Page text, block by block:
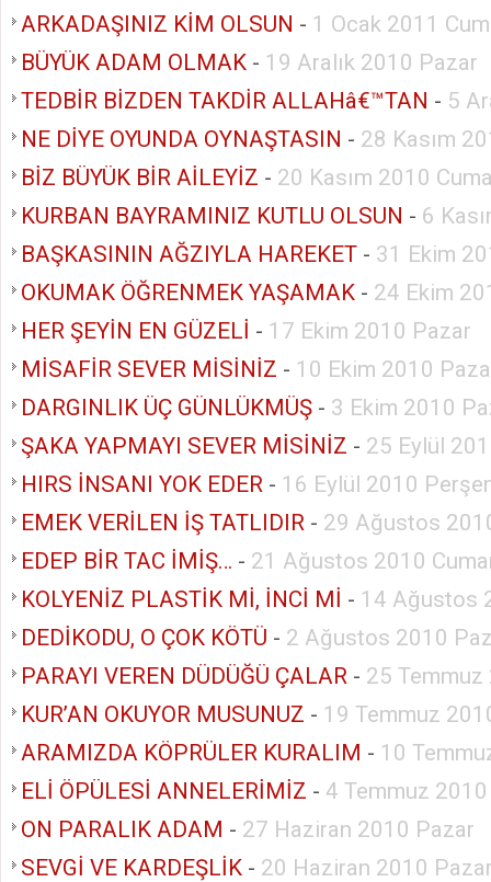
ARKADAŞINIZ KİM OLSUN - 1 Ocak 2011
BÜYÜK ADAM OLMAK - 19 Aralık 2010 Pazar
TEDBİR BİZDEN TAKDİR ALLAHâ€™TAN - 5
NE DİYE OYUNDA OYNAŞTASIN - 28 Kasım
BİZ BÜYÜK BİR AİLEYİZ - 20 Kasım 2010
KURBAN BAYRAMINIZ KUTLU OLSUN - 6
BAŞKASININ AĞZIYLA HAREKET - 31 Ekim
OKUMAK ÖĞRENMEK YAŞAMAK - 24 Ekim
HER ŞEYİN EN GÜZELİ - 17 Ekim 2010 Pazar
MİSAFİR SEVER MİSİNİZ - 10 Ekim 2010
DARGINLIK ÜÇ GÜNLÜKMÜŞ - 3 Ekim 2010
ŞAKA YAPMAYI SEVER MİSİNİZ - 25 Eylül
HIRS İNSANI YOK EDER - 16 Eylül 2010
EMEK VERİLEN İŞ TATLIDIR - 29 Ağustos
EDEP BİR TAC İMİŞ… - 21 Ağustos 2010
KOLYENİZ PLASTİK Mİ, İNCİ Mİ - 14 Ağustos
DEDİKODU, O ÇOK KÖTÜ - 2 Ağustos 2010
PARAYI VEREN DÜDÜĞÜ ÇALAR - 25
KUR’AN OKUYOR MUSUNUZ - 19 Temmuz
ARAMIZDA KÖPRÜLER KURALIM - 10
ELİ ÖPÜLESİ ANNELERİMİZ - 4 Temmuz
ON PARALIK ADAM - 27 Haziran 2010 Pazar
SEVGİ VE KARDEŞLİK - 20 Haziran 2010